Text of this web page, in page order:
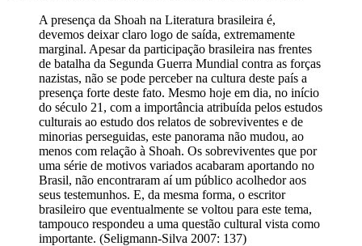
A presença da Shoah na Literatura brasileira é,
devemos deixar claro logo de saída, extremamente
marginal. Apesar da participação brasileira nas frentes
de batalha da Segunda Guerra Mundial contra as forças
nazistas, não se pode perceber na cultura deste país a
presença forte deste fato. Mesmo hoje em dia, no início
do século 21, com a importância atribuída pelos estudos
culturais ao estudo dos relatos de sobreviventes e de
minorias perseguidas, este panorama não mudou, ao
menos com relação à Shoah. Os sobreviventes que por
uma série de motivos variados acabaram aportando no
Brasil, não encontraram aí um público acolhedor aos
seus testemunhos. E, da mesma forma, o escritor
brasileiro que eventualmente se voltou para este tema,
tampouco respondeu a uma questão cultural vista como